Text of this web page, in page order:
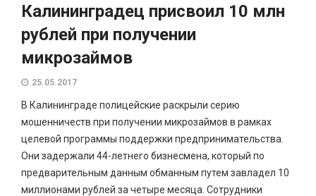
Калининградец присвоил 10 млн
рублей при получении
микрозаймов
25.05.2017
В Калининграде полицейские раскрыли серию
мошенничеств при получении микрозаймов в рамках
целевой программы поддержки предпринимательства.
Они задержали 44-летнего бизнесмена, который по
предварительным данным обманным путем завладел 10
миллионами рублей за четыре месяца. Сотрудники